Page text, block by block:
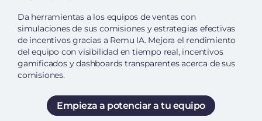
Da herramientas a los equipos de ventas con
simulaciones de sus comisiones y estrategias efectivas
de incentivos gracias a Remu IA. Mejora el rendimiento
del equipo con visibilidad en tiempo real, incentivos
gamificados y dashboards transparentes acerca de sus
comisiones.
Empieza a potenciar a tu equipo